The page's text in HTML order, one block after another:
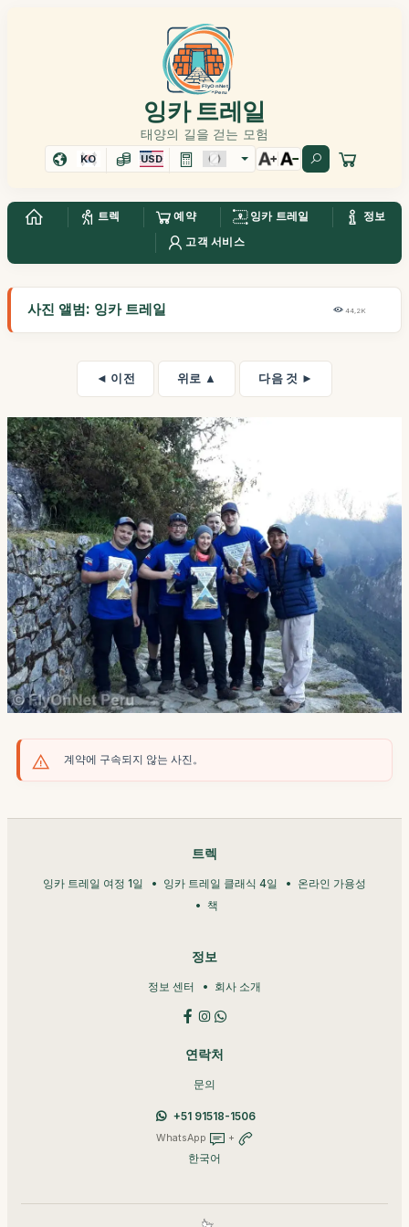
잉카 트레일
태양의 길을 걷는 모험
KO USD
트렉 예약 잉카 트레일
정보
고객 서비스
사진 앨범: 잉카 트레일 44,2K
◄ 이전 위로 ▲ 다음 것 ►
계약에 구속되지 않는 사진。
트렉
잉카 트레일 여정 1일 잉카 트레일 클래식 4일
온라인 가용성
책
정보
정보 센터 회사 소개
연락처
문의
+51 91518-1506
WhatsApp +
한국어